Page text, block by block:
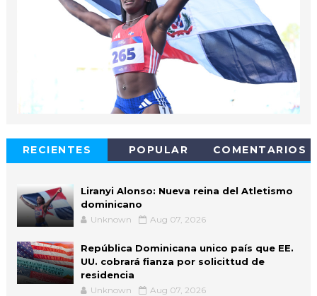
RECIENTES POPULAR COMENTARIOS
Liranyi Alonso: Nueva reina del Atletismo
dominicano
Unknown Aug 07, 2026
República Dominicana unico país que EE.
UU. cobrará fianza por solicittud de
residencia
Unknown Aug 07, 2026